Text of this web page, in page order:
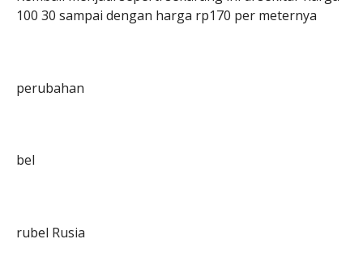
100 30 sampai dengan harga rp170 per meternya
perubahan
bel
rubel Rusia